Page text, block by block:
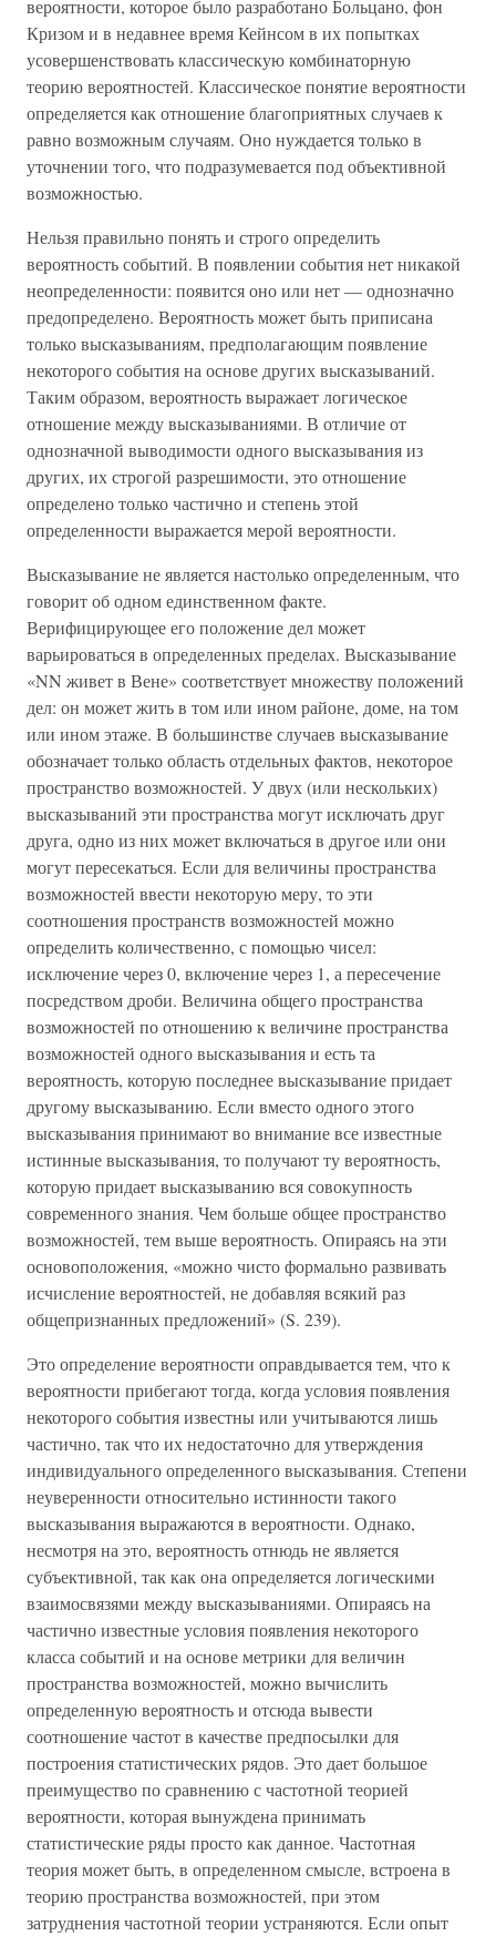
вероятности, которое было разработано Больцано, фон
Кризом и в недавнее время Кейнсом в их попытках
усовершенствовать классическую комбинаторную
теорию вероятностей. Классическое понятие вероятности
определяется как отношение благоприятных случаев к
равно возможным случаям. Оно нуждается только в
уточнении того, что подразумевается под объективной
возможностью.
Нельзя правильно понять и строго определить
вероятность событий. В появлении события нет никакой
неопределенности: появится оно или нет — однозначно
предопределено. Вероятность может быть приписана
только высказываниям, предполагающим появление
некоторого события на основе других высказываний.
Таким образом, вероятность выражает логическое
отношение между высказываниями. В отличие от
однозначной выводимости одного высказывания из
других, их строгой разрешимости, это отношение
определено только частично и степень этой
определенности выражается мерой вероятности.
Высказывание не является настолько определенным, что
говорит об одном единственном факте.
Верифицирующее его положение дел может
варьироваться в определенных пределах. Высказывание
«NN живет в Вене» соответствует множеству положений
дел: он может жить в том или ином районе, доме, на том
или ином этаже. В большинстве случаев высказывание
обозначает только область отдельных фактов, некоторое
пространство возможностей. У двух (или нескольких)
высказываний эти пространства могут исключать друг
друга, одно из них может включаться в другое или они
могут пересекаться. Если для величины пространства
возможностей ввести некоторую меру, то эти
соотношения пространств возможностей можно
определить количественно, с помощью чисел:
исключение через 0, включение через 1, а пересечение
посредством дроби. Величина общего пространства
возможностей по отношению к величине пространства
возможностей одного высказывания и есть та
вероятность, которую последнее высказывание придает
другому высказыванию. Если вместо одного этого
высказывания принимают во внимание все известные
истинные высказывания, то получают ту вероятность,
которую придает высказыванию вся совокупность
современного знания. Чем больше общее пространство
возможностей, тем выше вероятность. Опираясь на эти
основоположения, «можно чисто формально развивать
исчисление вероятностей, не добавляя всякий раз
общепризнанных предложений» (S. 239).
Это определение вероятности оправдывается тем, что к
вероятности прибегают тогда, когда условия появления
некоторого события известны или учитываются лишь
частично, так что их недостаточно для утверждения
индивидуального определенного высказывания. Степени
неуверенности относительно истинности такого
высказывания выражаются в вероятности. Однако,
несмотря на это, вероятность отнюдь не является
субъективной, так как она определяется логическими
взаимосвязями между высказываниями. Опираясь на
частично известные условия появления некоторого
класса событий и на основе метрики для величин
пространства возможностей, можно вычислить
определенную вероятность и отсюда вывести
соотношение частот в качестве предпосылки для
построения статистических рядов. Это дает большое
преимущество по сравнению с частотной теорией
вероятности, которая вынуждена принимать
статистические ряды просто как данное. Частотная
теория может быть, в определенном смысле, встроена в
теорию пространства возможностей, при этом
затруднения частотной теории устраняются. Если опыт